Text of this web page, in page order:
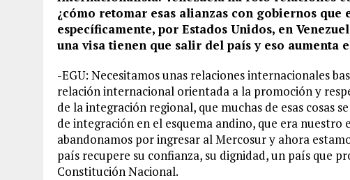
¿cómo retomar esas alianzas con gobiernos
específicamente, por Estados Unidos, en
una visa tienen que salir del país y eso aumenta
-EGU: Necesitamos unas relaciones internacionales
relación internacional orientada a la promoción y
de la integración regional, que muchas de esas cosas
de integración en el esquema andino, que era
abandonamos por ingresar al Mercosur y ahora
país recupere su confianza, su dignidad, un país que
Constitución Nacional.